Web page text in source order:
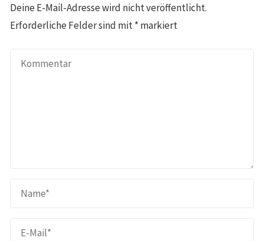
Deine E-Mail-Adresse wird nicht veröffentlicht.
Erforderliche Felder sind mit* markiert